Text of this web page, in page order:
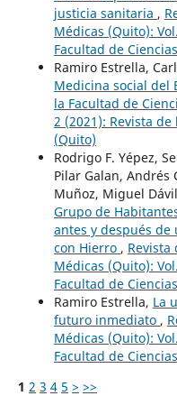
justicia sanitaria ,
Médicas (Quito):
Facultad de
Ramiro Estrella,
Medicina social del
la Facultad de
2 (2021): Revista
(Quito)
Rodrigo F. Yépez,
Pilar Galan, Andrés
Muñoz, Miguel
Grupo de
antes y después de
con Hierro , Revista
Médicas (Quito):
Facultad de
Ramiro Estrella, La
futuro inmediato ,
Médicas (Quito):
Facultad de
1 2 3 4 5 > >>